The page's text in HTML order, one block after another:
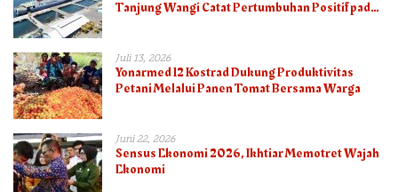
Tanjung Wangi Catat Pertumbuhan Positif pada
Juli 13, 2026
Yonarmed 12 Kostrad Dukung Produktivitas
Petani Melalui Panen Tomat Bersama Warga
Juni 22, 2026
Sensus Ekonomi 2026, Ikhtiar Memotret Wajah
Ekonomi